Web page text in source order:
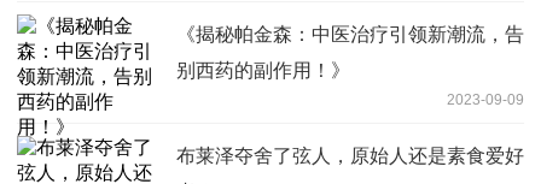
《揭秘帕金森：中医治疗引领新潮流，告
别西药的副作用！》
2023-09-09
布莱泽夺舍了弦人，原始人还是素食爱好